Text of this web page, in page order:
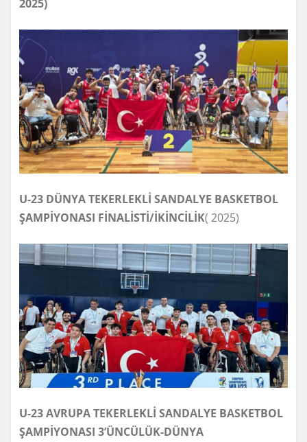
2025)
U-23 DÜNYA TEKERLEKLİ SANDALYE BASKETBOL
ŞAMPİYONASI FİNALİSTİ/İKİNCİLİK( 2025)
U-23 AVRUPA TEKERLEKLİ SANDALYE BASKETBOL
ŞAMPİYONASI 3’ÜNCÜLÜK-DÜNYA